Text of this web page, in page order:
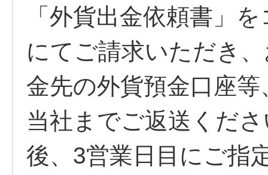
「外貨出金依頼書」
にてご請求いただき
金先の外貨預金口座
当社までご返送くだ
後、3営業日目にご指